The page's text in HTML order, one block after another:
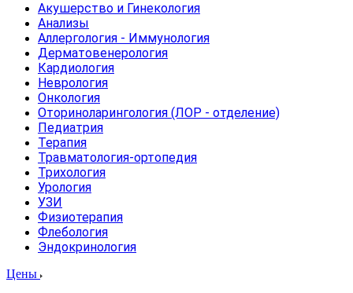
Акушерство и Гинекология
Анализы
Аллергология - Иммунология
Дерматовенерология
Кардиология
Неврология
Онкология
Оториноларингология (ЛОР - отделение)
Педиатрия
Терапия
Травматология-ортопедия
Трихология
Урология
УЗИ
Физиотерапия
Флебология
Эндокринология
Цены